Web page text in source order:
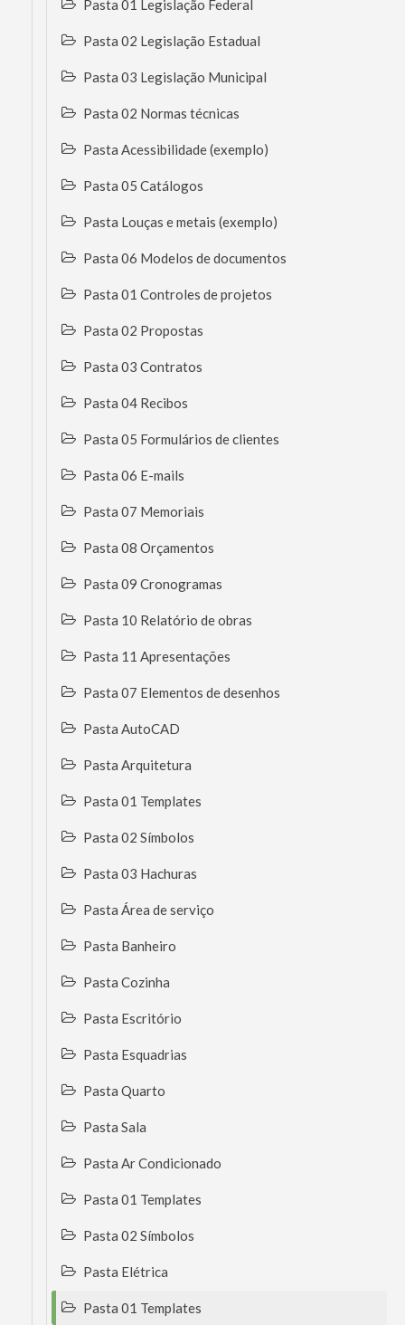
Pasta 01 Legislação Federal
Pasta 02 Legislação Estadual
Pasta 03 Legislação Municipal
Pasta 02 Normas técnicas
Pasta Acessibilidade (exemplo)
Pasta 05 Catálogos
Pasta Louças e metais (exemplo)
Pasta 06 Modelos de documentos
Pasta 01 Controles de projetos
Pasta 02 Propostas
Pasta 03 Contratos
Pasta 04 Recibos
Pasta 05 Formulários de clientes
Pasta 06 E-mails
Pasta 07 Memoriais
Pasta 08 Orçamentos
Pasta 09 Cronogramas
Pasta 10 Relatório de obras
Pasta 11 Apresentações
Pasta 07 Elementos de desenhos
Pasta AutoCAD
Pasta Arquitetura
Pasta 01 Templates
Pasta 02 Símbolos
Pasta 03 Hachuras
Pasta Área de serviço
Pasta Banheiro
Pasta Cozinha
Pasta Escritório
Pasta Esquadrias
Pasta Quarto
Pasta Sala
Pasta Ar Condicionado
Pasta 01 Templates
Pasta 02 Símbolos
Pasta Elétrica
Pasta 01 Templates